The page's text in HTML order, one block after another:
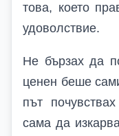
това, което
удоволствие.
Не бързах да
ценен беше
път
сама да